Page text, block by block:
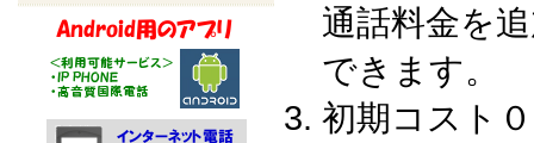
通話料金を
できます。
初期コスト０